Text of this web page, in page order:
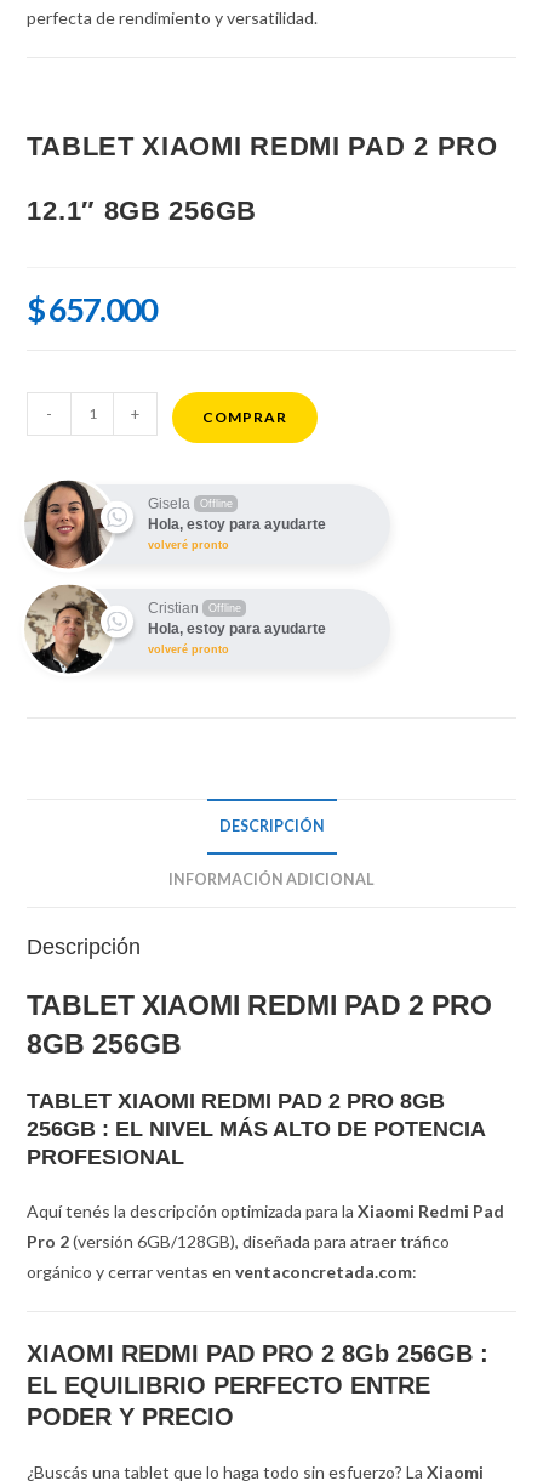
perfecta de rendimiento y versatilidad.
TABLET XIAOMI REDMI PAD 2 PRO
12.1″ 8GB 256GB
$657.000
XIAOMI
PAD
2
PRO
12.1"
8GB
256GB
cantidad
- + COMPRAR
Gisela Offline
Hola, estoy para ayudarte
volveré pronto
Cristian Offline
Hola, estoy para ayudarte
volveré pronto
DESCRIPCIÓN
INFORMACIÓN ADICIONAL
Descripción
TABLET XIAOMI REDMI PAD 2 PRO
8GB 256GB
TABLET XIAOMI REDMI PAD 2 PRO 8GB
256GB : EL NIVEL MÁS ALTO DE POTENCIA
PROFESIONAL
Aquí tenés la descripción optimizada para laXiaomi Redmi Pad
Pro 2(versión 6GB/128GB), diseñada para atraer tráfico
orgánico y cerrar ventas enventaconcretada.com:
XIAOMI REDMI PAD PRO 2 8Gb 256GB :
EL EQUILIBRIO PERFECTO ENTRE
PODER Y PRECIO
¿Buscás una tablet que lo haga todo sin esfuerzo?LaXiaomi